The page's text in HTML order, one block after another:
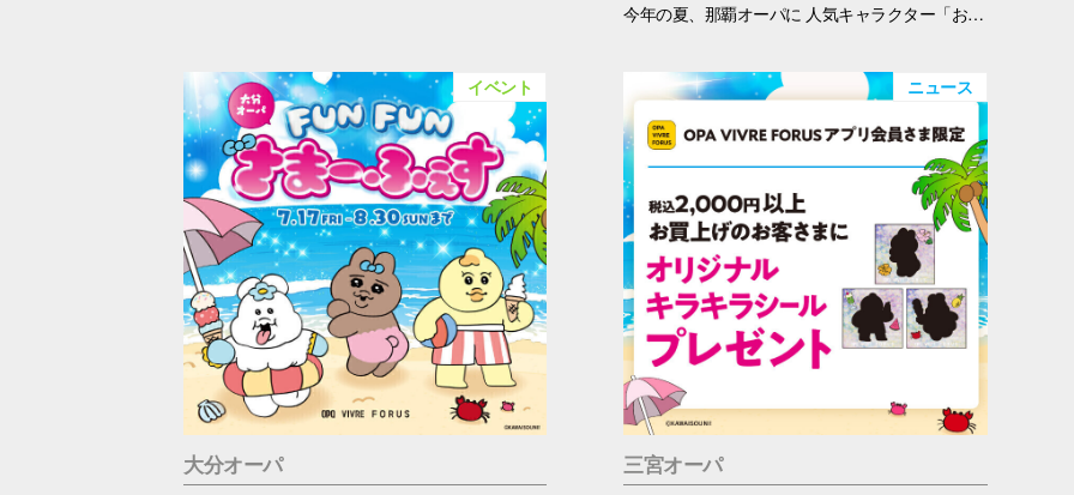
今年の夏、那覇オーパに 人気キャラクター「おぱんちゅうさぎ」「んぽちゃむ」が登場します！ ポップでかわいいキービジュアルが館内を彩り、いつもと違うワクワクする空間に大変身。 さらに、スマホで気軽に参加できる「Summerデジタルスタンプラリー」など、楽しい企画が盛りだくさん！ お買い物をしながら、おぱんちゅうさぎたちと一緒に楽しい夏の思い出を作ってみませんか？ みなさまのご来店をお待ちしております！ ▼詳しくはコチラ▼ https://www.opa-club.com/contents/opanchuusagi_2026/ コラボ期間：2026年6月26日(金)～2025年8月30日(日) ※一部店舗では実施期間が異なります。 ※一部実施していない店舗がございます。
イベント
大分オーパ
ニュース
三宮オーパ